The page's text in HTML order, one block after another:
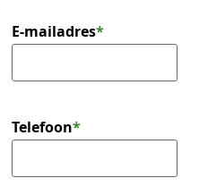
E-mailadres*
Telefoon*